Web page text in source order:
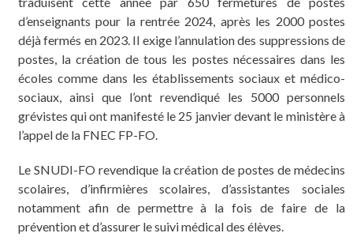
d’enseignants pour la rentrée 2024, après les 2000 postes
déjà fermés en 2023. Il exige l’annulation des suppressions de
postes, la création de tous les postes nécessaires dans les
écoles comme dans les établissements sociaux et médico-
sociaux, ainsi que l’ont revendiqué les 5000 personnels
grévistes qui ont manifesté le 25 janvier devant le ministère à
l’appel de la FNEC FP-FO.
Le SNUDI-FO revendique la création de postes de médecins
scolaires, d’infirmières scolaires, d’assistantes sociales
notamment afin de permettre à la fois de faire de la
prévention et d’assurer le suivi médical des élèves.